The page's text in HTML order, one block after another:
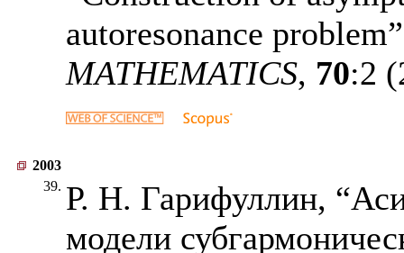
autoresonance
MATHEMATICS, 70:2
2003
39. Р. Н. Гарифуллин,
модели